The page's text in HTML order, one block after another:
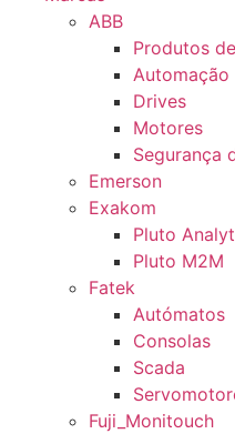
ABB
Produtos
Automação
Drives
Motores
Segurança
Emerson
Exakom
Pluto
Pluto M2M
Fatek
Autómatos
Consolas
Scada
Fuji_Monitouch